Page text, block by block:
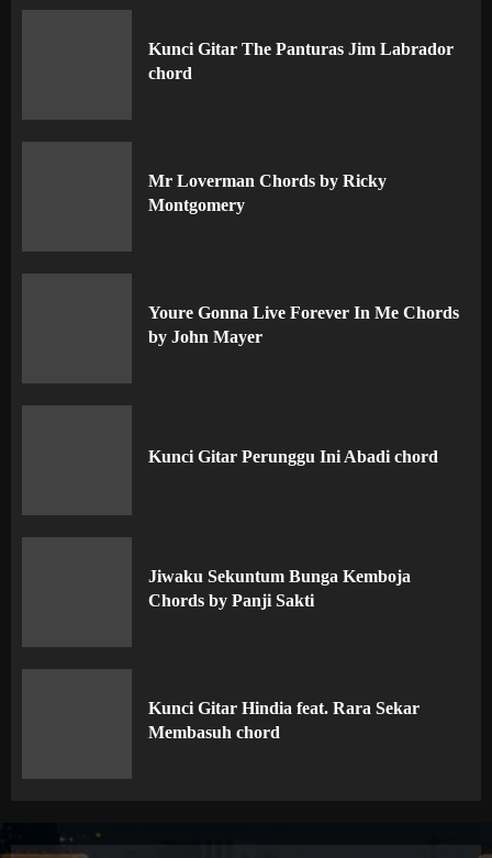
Kunci Gitar The Panturas Jim Labrador
chord
Mr Loverman Chords by Ricky
Montgomery
Youre Gonna Live Forever In Me Chords
by John Mayer
Kunci Gitar Perunggu Ini Abadi chord
Jiwaku Sekuntum Bunga Kemboja
Chords by Panji Sakti
Kunci Gitar Hindia feat. Rara Sekar
Membasuh chord